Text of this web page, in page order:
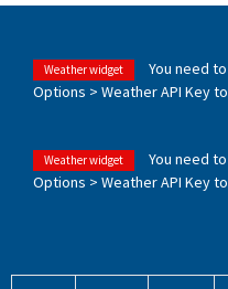
Weather widget
You need
Options > Weather API Key
Weather widget
You need
Options > Weather API Key